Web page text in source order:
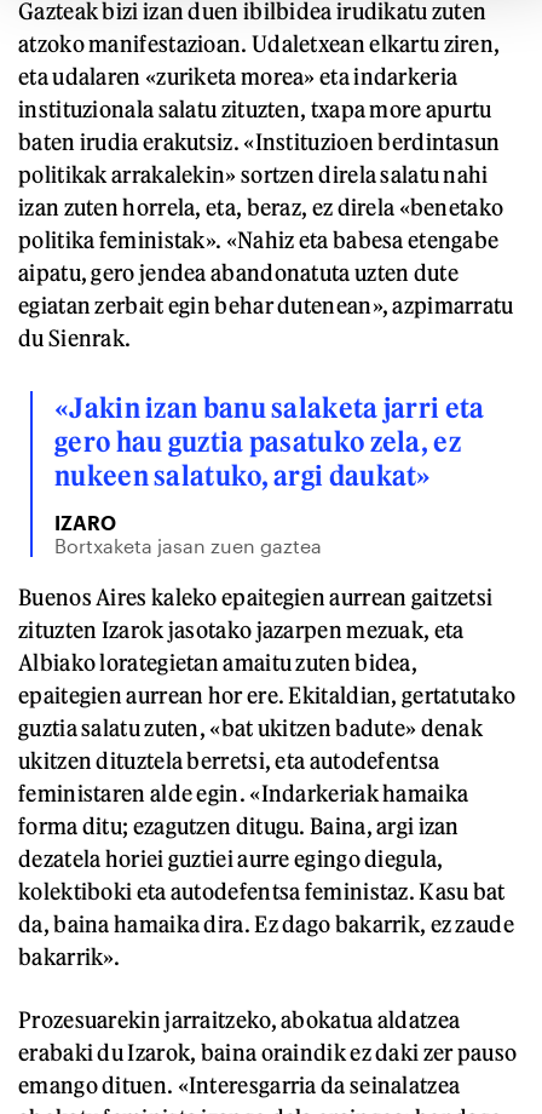
Gazteak bizi izan duen ibilbidea irudikatu zuten
atzoko manifestazioan. Udaletxean elkartu ziren,
eta udalaren «zuriketa morea» eta indarkeria
instituzionala salatu zituzten, txapa more apurtu
baten irudia erakutsiz. «Instituzioen berdintasun
politikak arrakalekin» sortzen direla salatu nahi
izan zuten horrela, eta, beraz, ez direla «benetako
politika feministak». «Nahiz eta babesa etengabe
aipatu, gero jendea abandonatuta uzten dute
egiatan zerbait egin behar dutenean», azpimarratu
du Sienrak.
«Jakin izan banu salaketa jarri eta
gero hau guztia pasatuko zela, ez
nukeen salatuko, argi daukat»
IZARO
Bortxaketa jasan zuen gaztea
Buenos Aires kaleko epaitegien aurrean gaitzetsi
zituzten Izarok jasotako jazarpen mezuak, eta
Albiako lorategietan amaitu zuten bidea,
epaitegien aurrean hor ere. Ekitaldian, gertatutako
guztia salatu zuten, «bat ukitzen badute» denak
ukitzen dituztela berretsi, eta autodefentsa
feministaren alde egin. «Indarkeriak hamaika
forma ditu; ezagutzen ditugu. Baina, argi izan
dezatela horiei guztiei aurre egingo diegula,
kolektiboki eta autodefentsa feministaz. Kasu bat
da, baina hamaika dira. Ez dago bakarrik, ez zaude
bakarrik».
Prozesuarekin jarraitzeko, abokatua aldatzea
erabaki du Izarok, baina oraindik ez daki zer pauso
emango dituen. «Interesgarria da seinalatzea